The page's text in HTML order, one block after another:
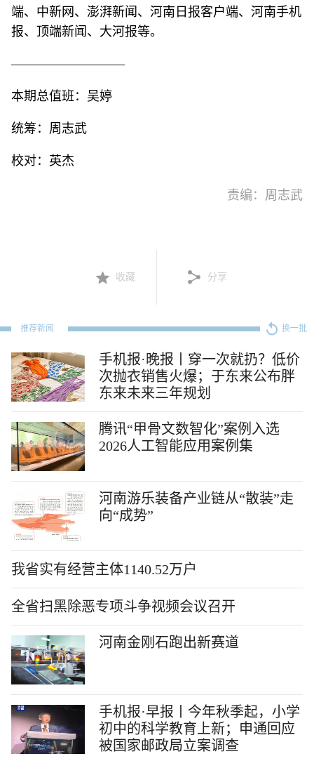
端、中新网、澎湃新闻、河南日报客户端、河南手机
报、顶端新闻、大河报等。
—————————
本期总值班：吴婷
统筹：周志武
校对：英杰
责编：周志武
收藏 分享
推荐新闻 换一批
手机报·晚报丨穿一次就扔？低价
次抛衣销售火爆；于东来公布胖
东来未来三年规划
腾讯“甲骨文数智化”案例入选
2026人工智能应用案例集
河南游乐装备产业链从“散装”走
向“成势”
我省实有经营主体1140.52万户
全省扫黑除恶专项斗争视频会议召开
河南金刚石跑出新赛道
手机报·早报丨今年秋季起，小学
初中的科学教育上新；申通回应
被国家邮政局立案调查